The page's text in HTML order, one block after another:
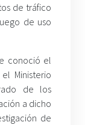
de tráfico
de uso
conoció el
Ministerio
de los
a dicho
de